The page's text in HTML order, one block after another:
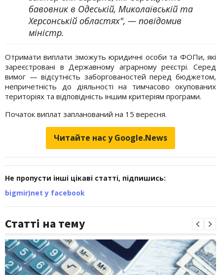
бавовник в Одеській, Миколаївській та
Херсонській областях", — повідомив
міністр.
Отримати виплати зможуть юридичні особи та ФОПи, які
зареєстровані в Державному аграрному реєстрі. Серед
вимог — відсутність заборгованостей перед бюджетом,
непричетність до діяльності на тимчасово окупованих
територіях та відповідність іншим критеріям програми.
Початок виплат запланований на 15 вересня.
Читайте нас у Google.News
Не пропусти інші цікаві статті, підпишись:
bigmir)net у facebook
Статті на тему